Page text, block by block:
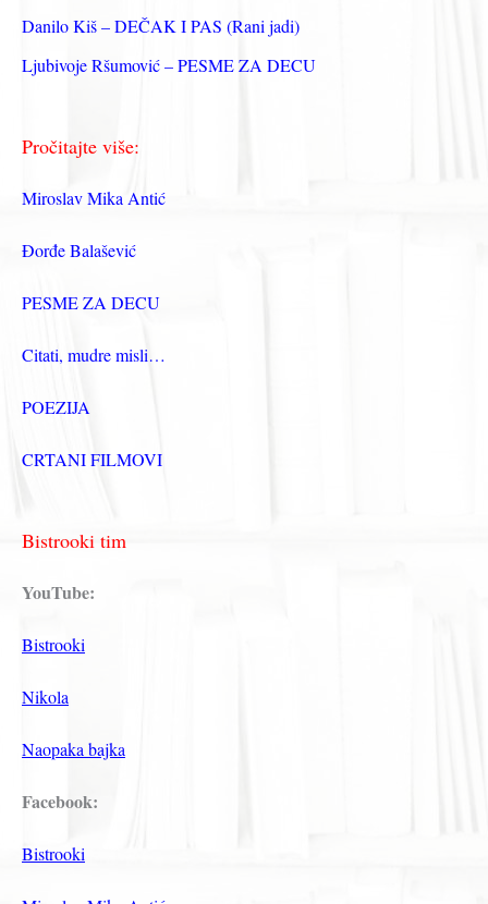
Danilo Kiš – DEČAK I PAS (Rani jadi)
Ljubivoje Ršumović – PESME ZA DECU
Pročitajte više:
Miroslav Mika Antić
Đorđe Balašević
PESME ZA DECU
Citati, mudre misli…
POEZIJA
CRTANI FILMOVI
Bistrooki tim
YouTube:
Bistrooki
Nikola
Naopaka bajka
Facebook:
Bistrooki